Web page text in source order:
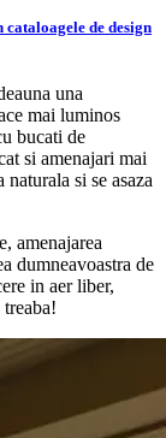
cataloagele de design
una
mai luminos
bucati de
si amenajari mai
si se asaza
amenajarea
dumneavoastra de
in aer liber,